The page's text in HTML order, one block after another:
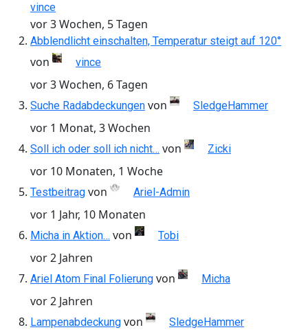
vince
vor 3 Wochen, 5 Tagen
Abblendlicht einschalten, Temperatur steigt auf 120°
von vince
vor 3 Wochen, 6 Tagen
Suche Radabdeckungen von SledgeHammer
vor 1 Monat, 3 Wochen
Soll ich oder soll ich nicht… von Zicki
vor 10 Monaten, 1 Woche
Testbeitrag von Ariel-Admin
vor 1 Jahr, 10 Monaten
Micha in Aktion… von Tobi
vor 2 Jahren
Ariel Atom Final Folierung von Micha
vor 2 Jahren
Lampenabdeckung von SledgeHammer